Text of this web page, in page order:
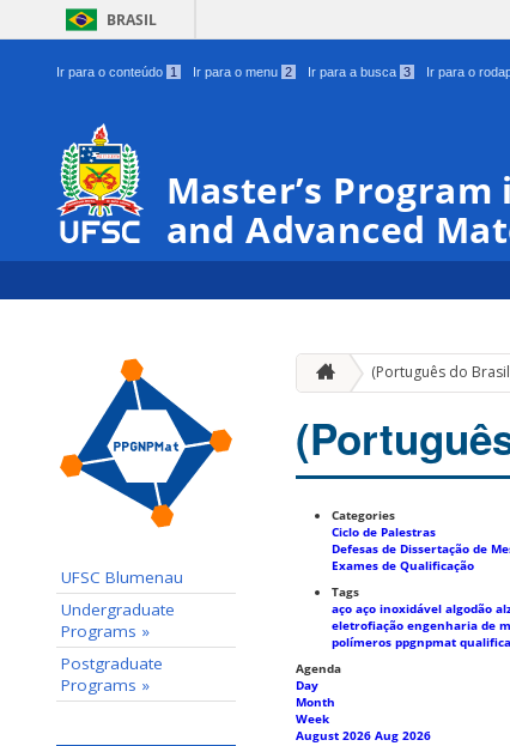
BRASIL
Ir para o conteúdo 1 Ir para o menu 2 Ir para a busca 3 Ir para o
Master’s
and Advanced
UFSC Blumenau
Undergraduate
Programs »
Postgraduate
Programs »
(Português do
Categories
Ciclo de Palestras
Defesas de Dissertação de
Exames de Qualificação
Tags
aço aço inoxidável algodão
eletrofiação engenharia de
polímeros ppgnpmat
Agenda
Day
Month
Week
August 2026 Aug 2026